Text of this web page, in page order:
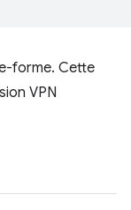
forme. Cette
VPN